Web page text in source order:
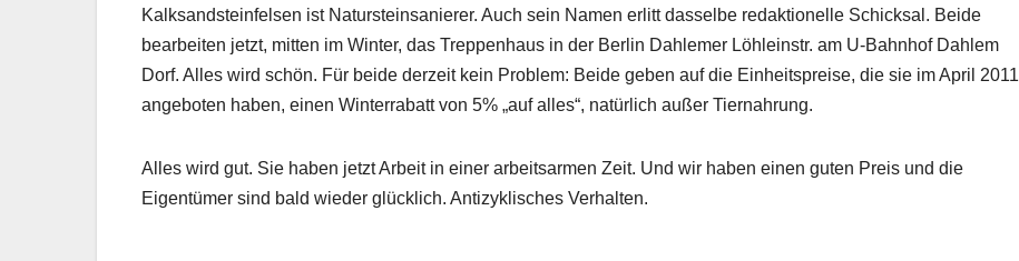
Kalksandsteinfelsen ist Natursteinsanierer. Auch sein Namen erlitt dasselbe redaktionelle Schicksal. Beide
bearbeiten jetzt, mitten im Winter, das Treppenhaus in der Berlin Dahlemer Löhleinstr. am U-Bahnhof Dahlem
Dorf. Alles wird schön. Für beide derzeit kein Problem: Beide geben auf die Einheitspreise, die sie im April 2011
angeboten haben, einen Winterrabatt von 5% „auf alles“, natürlich außer Tiernahrung.
Alles wird gut. Sie haben jetzt Arbeit in einer arbeitsarmen Zeit. Und wir haben einen guten Preis und die
Eigentümer sind bald wieder glücklich. Antizyklisches Verhalten.